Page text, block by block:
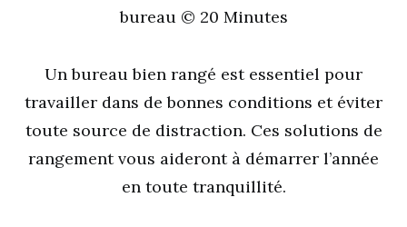
bureau © 20 Minutes
Un bureau bien rangé est essentiel pour
travailler dans de bonnes conditions et éviter
toute source de distraction. Ces solutions de
rangement vous aideront à démarrer l’année
en toute tranquillité.